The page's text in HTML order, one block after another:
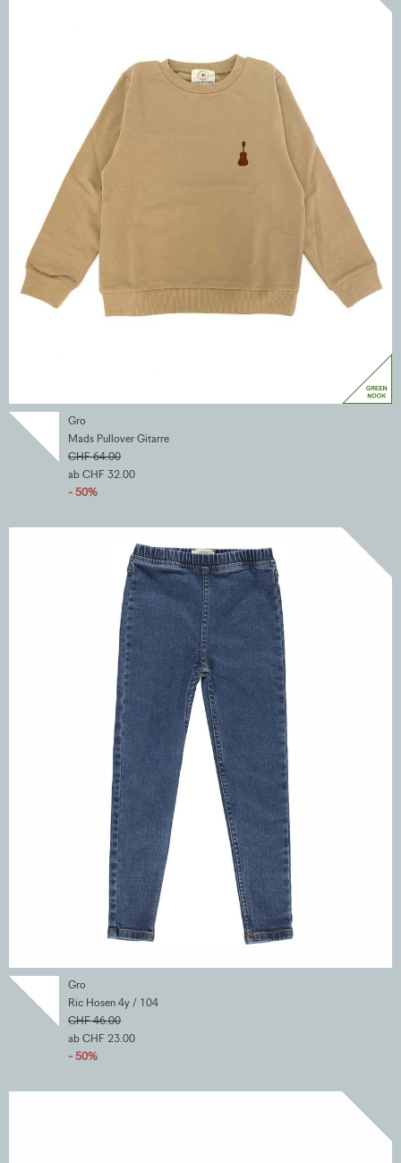
Gro
Mads Pullover Gitarre
CHF 64.00
ab CHF 32.00
- 50%
Gro
Ric Hosen 4y / 104
CHF 46.00
ab CHF 23.00
- 50%